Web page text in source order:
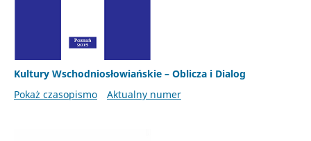
Kultury Wschodniosłowiańskie – Oblicza i Dialog
Pokaż czasopismo
Aktualny numer